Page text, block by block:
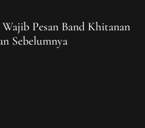
Pesan Band Khitanan
Sebelumnya